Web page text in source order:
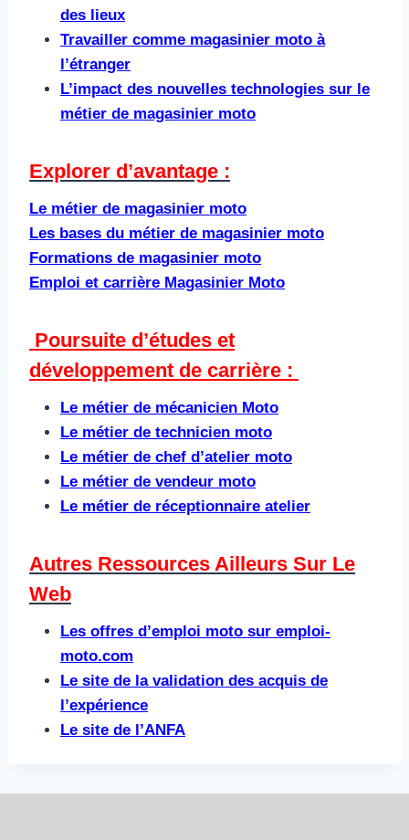
des lieux
Travailler comme magasinier moto à
l’étranger
L’impact des nouvelles technologies sur le
métier de magasinier moto
Explorer d’avantage :
Le métier de magasinier moto
Les bases du métier de magasinier moto
Formations de magasinier moto
Emploi et carrière Magasinier Moto
Poursuite d’études et
développement de carrière : ​
Le métier de mécanicien Moto
Le métier de technicien moto
Le métier de chef d’atelier moto
Le métier de vendeur moto
Le métier de réceptionnaire atelier
Autres Ressources Ailleurs Sur Le
Web​
Les offres d’emploi moto sur emploi-
moto.com
Le site de la validation des acquis de
l’expérience
Le site de l’ANFA